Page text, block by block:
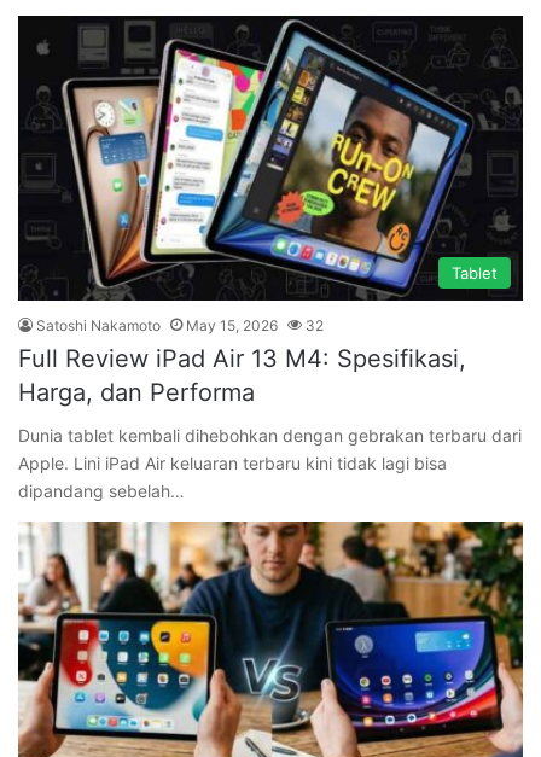
Tablet
Satoshi Nakamoto May 15, 2026 32
Full Review iPad Air 13 M4: Spesifikasi,
Harga, dan Performa
Dunia tablet kembali dihebohkan dengan gebrakan terbaru dari
Apple. Lini iPad Air keluaran terbaru kini tidak lagi bisa
dipandang sebelah…